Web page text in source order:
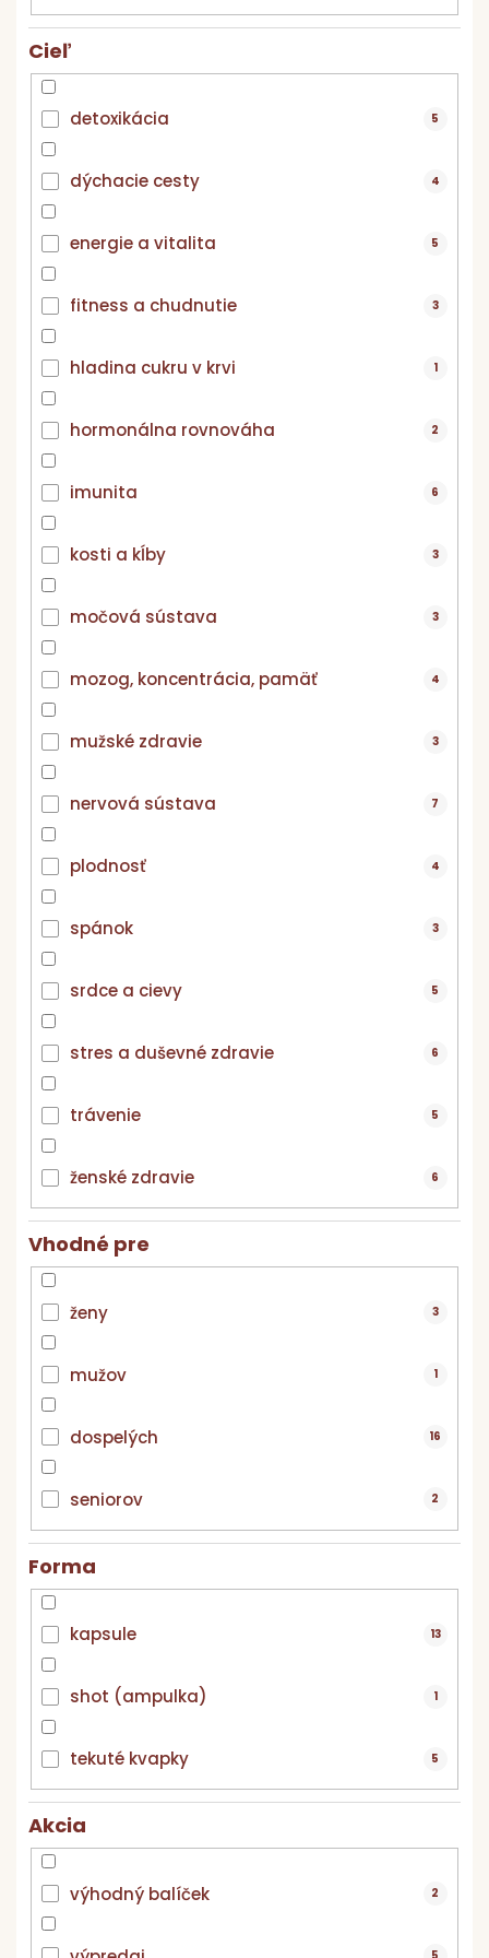
o
Cieľ
detoxikácia 5
dýchacie cesty 4
energie a vitalita 5
fitness a chudnutie 3
hladina cukru v krvi 1
hormonálna rovnováha 2
imunita 6
kosti a kĺby 3
močová sústava 3
mozog, koncentrácia, pamäť 4
mužské zdravie 3
nervová sústava 7
plodnosť 4
spánok 3
srdce a cievy 5
stres a duševné zdravie 6
trávenie 5
ženské zdravie 6
Vhodné pre
ženy 3
mužov 1
dospelých 16
seniorov 2
Forma
kapsule 13
shot (ampulka) 1
tekuté kvapky 5
Akcia
výhodný balíček 2